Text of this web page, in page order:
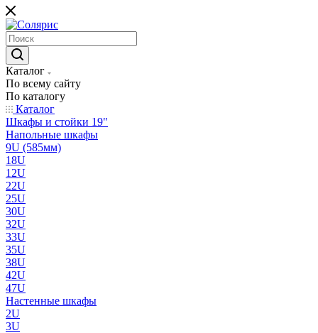
Каталог
По всему сайту
По каталогу
Каталог
Шкафы и стойки 19"
Напольные шкафы
9U (585мм)
18U
12U
22U
25U
30U
32U
33U
35U
38U
42U
47U
Настенные шкафы
2U
3U